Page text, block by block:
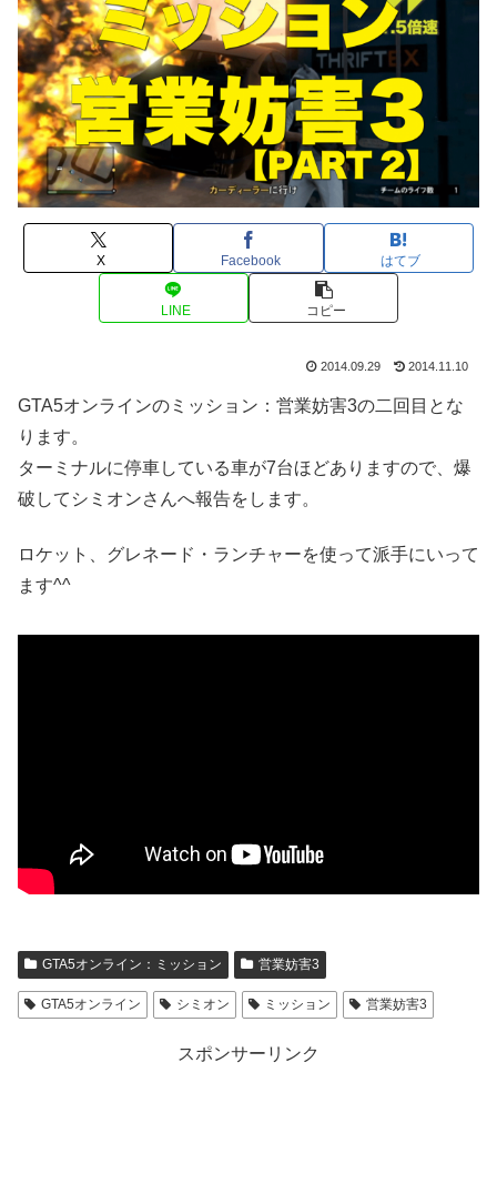
X Facebook はてブ
LINE コピー
2014.09.29 2014.11.10
GTA5オンラインのミッション：営業妨害3の二回目とな
ります。
ターミナルに停車している車が7台ほどありますので、爆
破してシミオンさんへ報告をします。
ロケット、グレネード・ランチャーを使って派手にいって
ます^^
GTA5オンライン：ミッション 営業妨害3
GTA5オンライン シミオン ミッション 営業妨害3
スポンサーリンク